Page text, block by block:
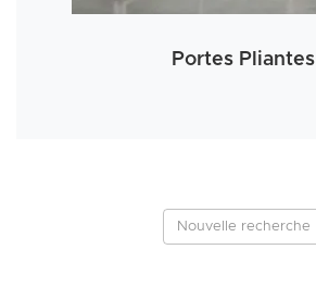
Portes Pliantes
Nouvelle recherche